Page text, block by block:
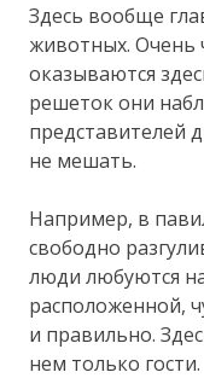
Здесь вообще
животных. Очень
оказываются
решеток они
представителей
не мешать.
Например, в
свободно
люди любуются
расположенной,
и правильно.
нем только гости.